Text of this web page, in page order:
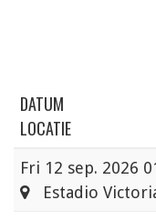
DATUM
LOCATIE
Fri 12 sep. 2026
Estadio